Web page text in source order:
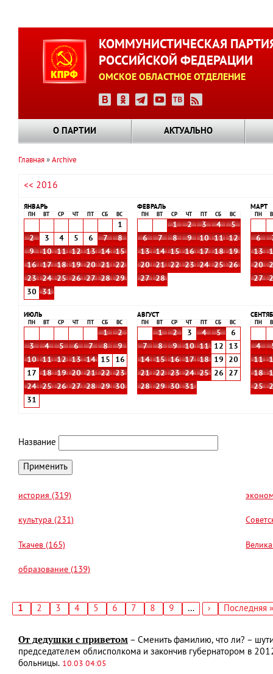
КОММУНИСТИЧЕСКАЯ
РОССИЙСКОЙ ФЕДЕРАЦИИ
ОМСКОЕ ОБЛАСТНОЕ ОТДЕЛЕНИЕ
О ПАРТИИ АКТУАЛЬНО
навигации
Главная Archive
<< 2016
ЯНВАРЬ
ПН ВТ СР ЧТ СБ ВС
1
2
3 4 5 6 7
8
9
10 11 12 13 14
15
16
17 18 19 20 21
22
23
24 25 26 27 28
29
30
31
ФЕВРАЛЬ
ПН ВТ СР ЧТ СБ ВС
1 2 3 4
5
6
7 8 9 10 11
12
13
14 15 16 17 18
19
20
21 22 23 24 25
26
27
28
МАРТ
ПН
6
13
20
27
ИЮЛЬ
ПН ВТ СР ЧТ СБ ВС
1
2
3
4 5 6 7 8
9
10
11 12 13 14 15
16
17
18 19 20 21 22
23
24
25 26 27 28 29
30
31
АВГУСТ
ПН ВТ СР ЧТ СБ ВС
1 2 3 4 5
6
7
8 9 10 11 12
13
14
15 16 17 18 19
20
21
22 23 24 25 26
27
28
29 30 31
ПН
4
11
18
25
Название
история (319)
культура (231)
Ткачев (165)
образование (139)
Текущая
1 Страница
2 Страница
3 Страница
4 Страница
5 Страница
6 Страница
7 Страница
8 Страница
9 …
Следующая
›
Последняя
Последняя »
От дедушки с приветом – Сменить фамилию, что ли? –
председателем облисполкома и закончив губернатором в
больницы. 10.03 04:05